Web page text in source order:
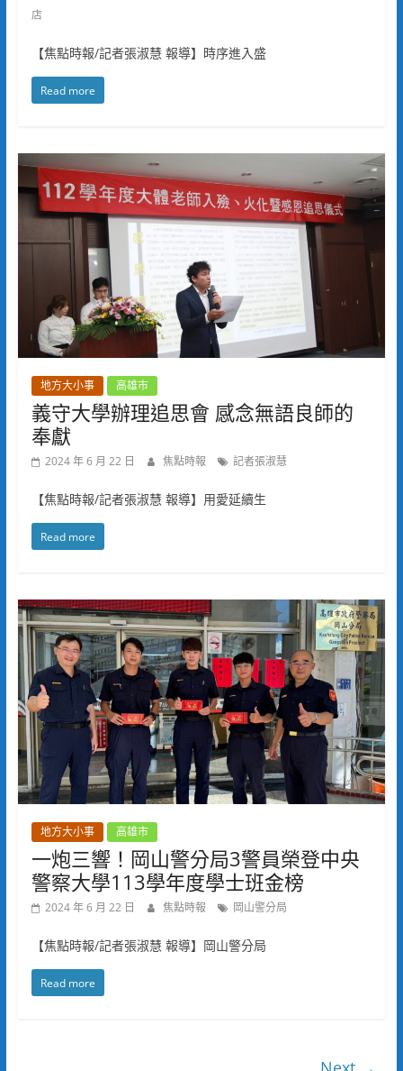
店
【焦點時報/記者張淑慧 報導】時序進入盛
Read more
地方大小事 高雄市
義守大學辦理追思會 感念無語良師的
奉獻
2024 年 6 月 22 日 焦點時報 記者張淑慧
【焦點時報/記者張淑慧 報導】用愛延續生
Read more
地方大小事 高雄市
一炮三響！岡山警分局3警員榮登中央
警察大學113學年度學士班金榜
2024 年 6 月 22 日 焦點時報 岡山警分局
【焦點時報/記者張淑慧 報導】岡山警分局
Read more